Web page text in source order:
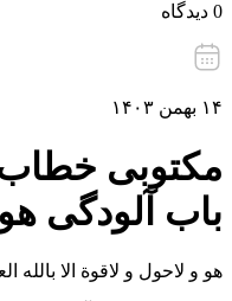
0 دیدگاه
۱۴ بهمن ۱۴۰۳
مکتوبی خطاب
باب آلودگی
هو و لاحول و لاقوة الا بالله